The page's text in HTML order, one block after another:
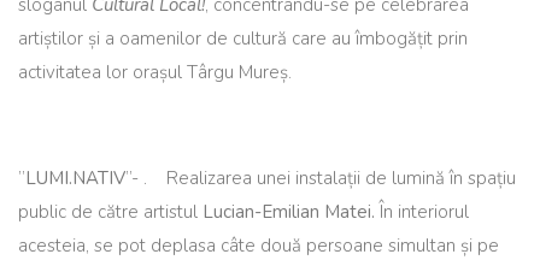
sloganul Cultural Local!, concentrându-se pe celebrarea
artiștilor și a oamenilor de cultură care au îmbogățit prin
activitatea lor orașul Târgu Mureș.
”LUMI.NATIV”- . Realizarea unei instalații de lumină în spațiu
public de către artistul Lucian-Emilian Matei. În interiorul
acesteia, se pot deplasa câte două persoane simultan și pe